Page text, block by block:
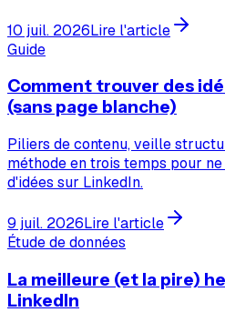
10 juil. 2026Lire l'article
Guide
Comment trouver des
(sans page blanche)
Piliers de contenu, veille
méthode en trois temps pour
d'idées sur LinkedIn.
9 juil. 2026Lire l'article
Étude de données
La meilleure (et la pire)
LinkedIn